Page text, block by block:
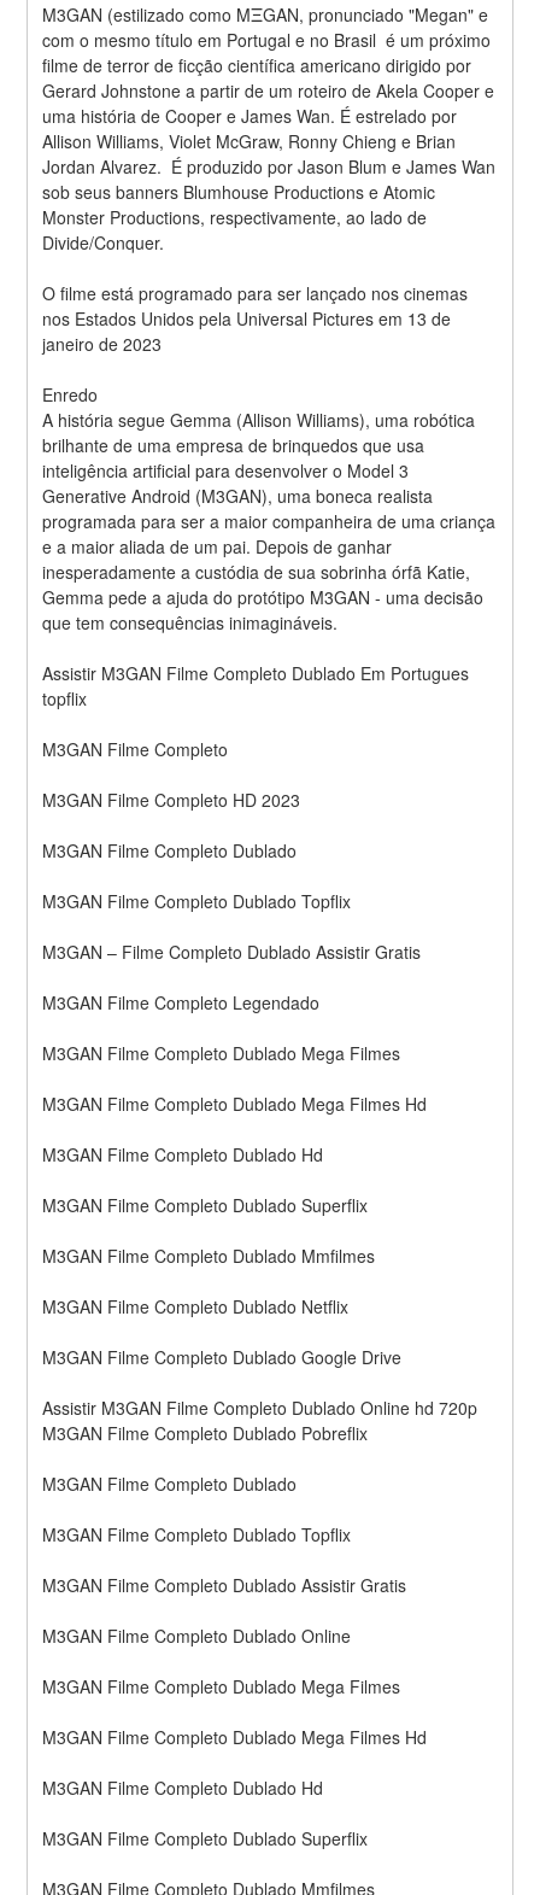
M3GAN (estilizado como MΞGAN, pronunciado "Megan" e
com o mesmo título em Portugal e no Brasil  é um próximo
filme de terror de ficção científica americano dirigido por
Gerard Johnstone a partir de um roteiro de Akela Cooper e
uma história de Cooper e James Wan. É estrelado por
Allison Williams, Violet McGraw, Ronny Chieng e Brian
Jordan Alvarez.  É produzido por Jason Blum e James Wan
sob seus banners Blumhouse Productions e Atomic
Monster Productions, respectivamente, ao lado de
Divide/Conquer.
O filme está programado para ser lançado nos cinemas
nos Estados Unidos pela Universal Pictures em 13 de
janeiro de 2023
Enredo
A história segue Gemma (Allison Williams), uma robótica
brilhante de uma empresa de brinquedos que usa
inteligência artificial para desenvolver o Model 3
Generative Android (M3GAN), uma boneca realista
programada para ser a maior companheira de uma criança
e a maior aliada de um pai. Depois de ganhar
inesperadamente a custódia de sua sobrinha órfã Katie,
Gemma pede a ajuda do protótipo M3GAN - uma decisão
que tem consequências inimagináveis.
Assistir M3GAN Filme Completo Dublado Em Portugues
topflix
M3GAN Filme Completo
M3GAN Filme Completo HD 2023
M3GAN Filme Completo Dublado
M3GAN Filme Completo Dublado Topflix
M3GAN – Filme Completo Dublado Assistir Gratis
M3GAN Filme Completo Legendado
M3GAN Filme Completo Dublado Mega Filmes
M3GAN Filme Completo Dublado Mega Filmes Hd
M3GAN Filme Completo Dublado Hd
M3GAN Filme Completo Dublado Superflix
M3GAN Filme Completo Dublado Mmfilmes
M3GAN Filme Completo Dublado Netflix
M3GAN Filme Completo Dublado Google Drive
Assistir M3GAN Filme Completo Dublado Online hd 720p
M3GAN Filme Completo Dublado Pobreflix
M3GAN Filme Completo Dublado
M3GAN Filme Completo Dublado Topflix
M3GAN Filme Completo Dublado Assistir Gratis
M3GAN Filme Completo Dublado Online
M3GAN Filme Completo Dublado Mega Filmes
M3GAN Filme Completo Dublado Mega Filmes Hd
M3GAN Filme Completo Dublado Hd
M3GAN Filme Completo Dublado Superflix
M3GAN Filme Completo Dublado Mmfilmes